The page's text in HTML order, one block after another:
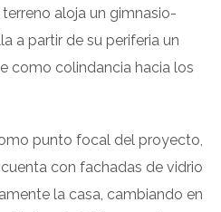
aloja un gimnasio-
a partir de su periferia un
como colindancia hacia los
punto focal del proyecto,
con fachadas de vidrio
la casa, cambiando en